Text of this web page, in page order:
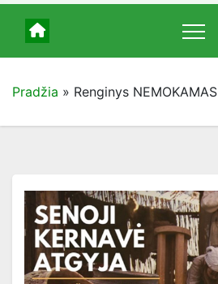
Pradžia » Renginys NEMOKAMAS